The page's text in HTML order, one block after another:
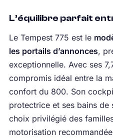
L’équilibre parfait
Le Tempest 775 est le
les portails d’annonces,
exceptionnelle. Avec ses
compromis idéal entre la
confort du 800. Son
protectrice et ses bains
choix privilégié des
motorisation